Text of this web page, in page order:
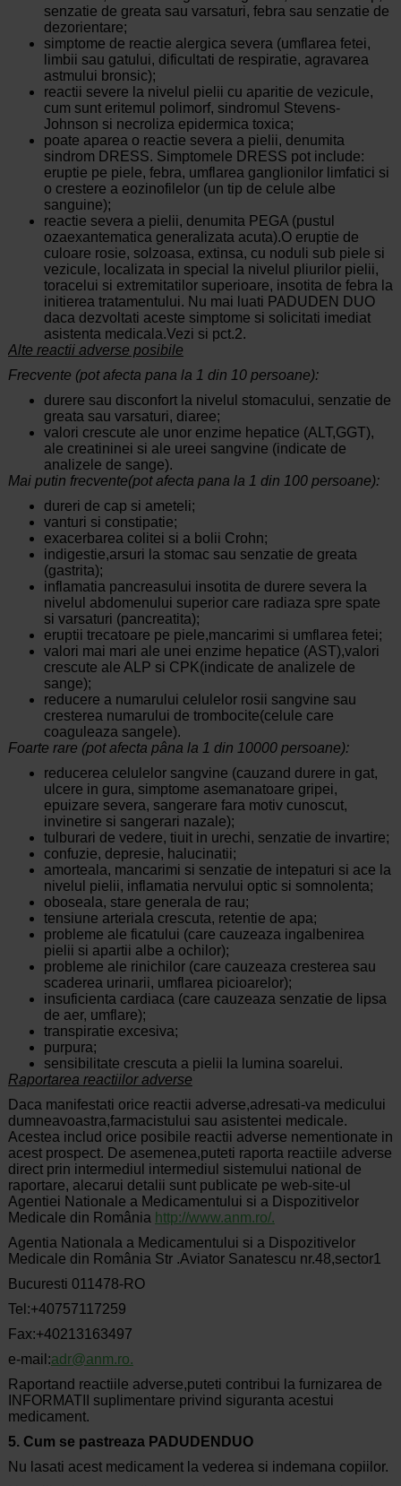
senzatie de greata sau varsaturi, febra sau senzatie de
dezorientare;
simptome de reactie alergica severa (umflarea fetei,
limbii sau gatului, dificultati de respiratie, agravarea
astmului bronsic);
reactii severe la nivelul pielii cu aparitie de vezicule,
cum sunt eritemul polimorf, sindromul Stevens-
Johnson si necroliza epidermica toxica;
poate aparea o reactie severa a pielii, denumita
sindrom DRESS. Simptomele DRESS pot include:
eruptie pe piele, febra, umflarea ganglionilor limfatici si
o crestere a eozinofilelor (un tip de celule albe
sanguine);
reactie severa a pielii, denumita PEGA (pustul
ozaexantematica generalizata acuta).O eruptie de
culoare rosie, solzoasa, extinsa, cu noduli sub piele si
vezicule, localizata in special la nivelul pliurilor pielii,
toracelui si extremitatilor superioare, insotita de febra la
initierea tratamentului. Nu mai luati PADUDEN DUO
daca dezvoltati aceste simptome si solicitati imediat
asistenta medicala.Vezi si pct.2.
Alte reactii adverse posibile
Frecvente (pot afecta pana la 1 din 10 persoane):
durere sau disconfort la nivelul stomacului, senzatie de
greata sau varsaturi, diaree;
valori crescute ale unor enzime hepatice (ALT,GGT),
ale creatininei si ale ureei sangvine (indicate de
analizele de sange).
Mai putin frecvente(pot afecta pana la 1 din 100 persoane):
dureri de cap si ameteli;
vanturi si constipatie;
exacerbarea colitei si a bolii Crohn;
indigestie,arsuri la stomac sau senzatie de greata
(gastrita);
inflamatia pancreasului insotita de durere severa la
nivelul abdomenului superior care radiaza spre spate
si varsaturi (pancreatita);
eruptii trecatoare pe piele,mancarimi si umflarea fetei;
valori mai mari ale unei enzime hepatice (AST),valori
crescute ale ALP si CPK(indicate de analizele de
sange);
reducere a numarului celulelor rosii sangvine sau
cresterea numarului de trombocite(celule care
coaguleaza sangele).
Foarte rare (pot afecta pâna la 1 din 10000 persoane):
reducerea celulelor sangvine (cauzand durere in gat,
ulcere in gura, simptome asemanatoare gripei,
epuizare severa, sangerare fara motiv cunoscut,
invinetire si sangerari nazale);
tulburari de vedere, tiuit in urechi, senzatie de invartire;
confuzie, depresie, halucinatii;
amorteala, mancarimi si senzatie de intepaturi si ace la
nivelul pielii, inflamatia nervului optic si somnolenta;
oboseala, stare generala de rau;
tensiune arteriala crescuta, retentie de apa;
probleme ale ficatului (care cauzeaza ingalbenirea
pielii si apartii albe a ochilor);
probleme ale rinichilor (care cauzeaza cresterea sau
scaderea urinarii, umflarea picioarelor);
insuficienta cardiaca (care cauzeaza senzatie de lipsa
de aer, umflare);
transpiratie excesiva;
purpura;
sensibilitate crescuta a pielii la lumina soarelui.
Raportarea reactiilor adverse
Daca manifestati orice reactii adverse,adresati-va medicului
dumneavoastra,farmacistului sau asistentei medicale.
Acestea includ orice posibile reactii adverse nementionate in
acest prospect. De asemenea,puteti raporta reactiile adverse
direct prin intermediul intermediul sistemului national de
raportare, alecarui detalii sunt publicate pe web-site-ul
Agentiei Nationale a Medicamentului si a Dispozitivelor
Medicale din România http://www.anm.ro/.
Agentia Nationala a Medicamentului si a Dispozitivelor
Medicale din România Str .Aviator Sanatescu nr.48,sector1
Bucuresti 011478-RO
Tel:+40757117259
Fax:+40213163497
e-mail:adr@anm.ro.
Raportand reactiile adverse,puteti contribui la furnizarea de
INFORMATII suplimentare privind siguranta acestui
medicament.
5. Cum se pastreaza PADUDENDUO
Nu lasati acest medicament la vederea si indemana copiilor.